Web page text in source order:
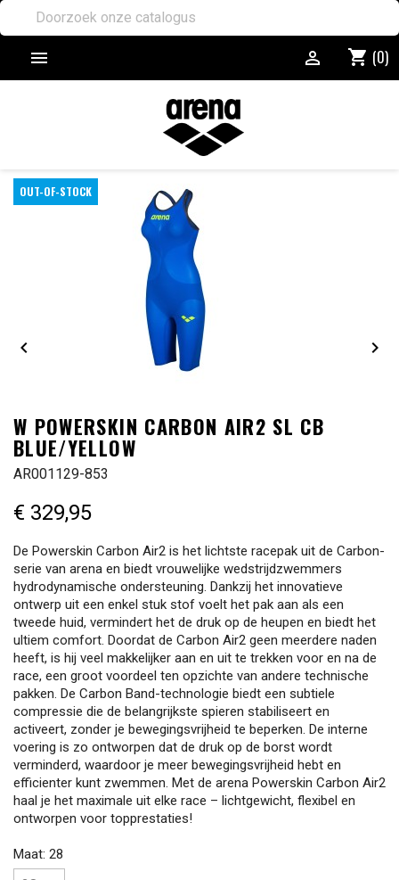
 shopping_cart (0)

OUT-OF-STOCK
 
W POWERSKIN CARBON AIR2 SL CB
BLUE/YELLOW
AR001129-853
€ 329,95
De Powerskin Carbon Air2 is het lichtste racepak uit de Carbon-
serie van arena en biedt vrouwelijke wedstrijdzwemmers
hydrodynamische ondersteuning. Dankzij het innovatieve
ontwerp uit een enkel stuk stof voelt het pak aan als een
tweede huid, vermindert het de druk op de heupen en biedt het
ultiem comfort. Doordat de Carbon Air2 geen meerdere naden
heeft, is hij veel makkelijker aan en uit te trekken voor en na de
race, een groot voordeel ten opzichte van andere technische
pakken. De Carbon Band-technologie biedt een subtiele
compressie die de belangrijkste spieren stabiliseert en
activeert, zonder je bewegingsvrijheid te beperken. De interne
voering is zo ontworpen dat de druk op de borst wordt
verminderd, waardoor je meer bewegingsvrijheid hebt en
efficienter kunt zwemmen. Met de arena Powerskin Carbon Air2
haal je het maximale uit elke race – lichtgewicht, flexibel en
ontworpen voor topprestaties!
Maat: 28